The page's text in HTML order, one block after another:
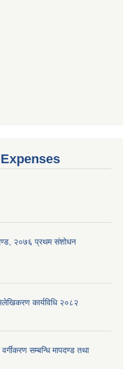
२०७६ प्रथम संशोधन
कार्यविधि २०८२
सम्बन्धि मापदण्ड तथा